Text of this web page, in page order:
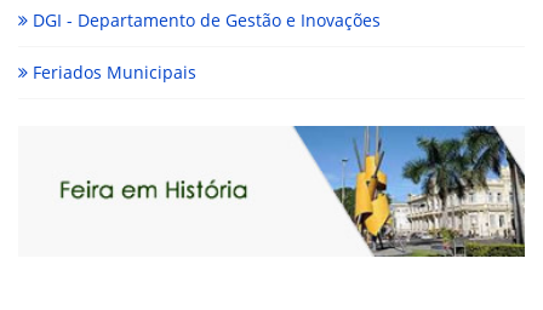
DGI - Departamento de Gestão e Inovações
Feriados Municipais